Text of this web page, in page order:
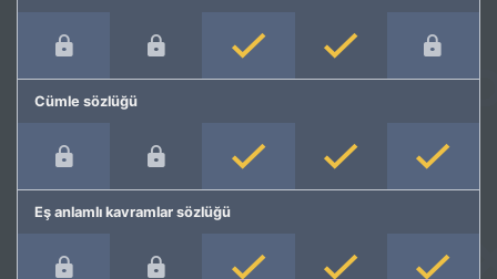
Cümle sözlüğü
Eş anlamlı kavramlar sözlüğü